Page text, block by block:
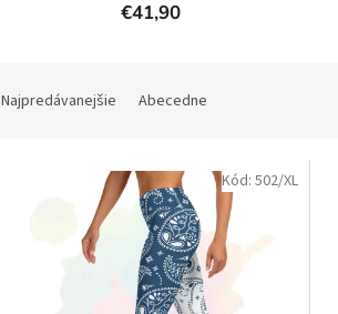
€41,90
Najpredávanejšie Abecedne
Kód: 502/XL